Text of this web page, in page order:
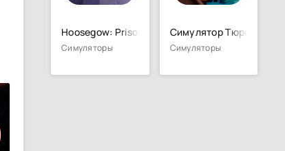
Hoosegow: Prison Survival
Симуляторы
Симулятор Тюрьмы
Симуляторы